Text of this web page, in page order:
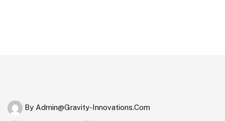
By Admin@gravity-Innovations.com